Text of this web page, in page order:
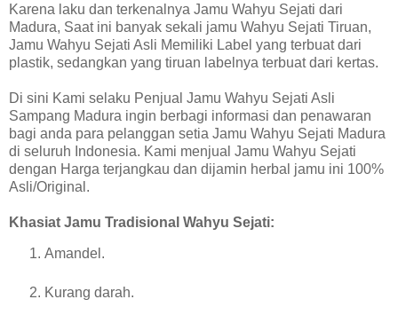
Karena laku dan terkenalnya Jamu Wahyu Sejati dari
Madura, Saat ini banyak sekali jamu Wahyu Sejati Tiruan,
Jamu Wahyu Sejati Asli Memiliki Label yang terbuat dari
plastik, sedangkan yang tiruan labelnya terbuat dari kertas.
Di sini Kami selaku Penjual Jamu Wahyu Sejati Asli
Sampang Madura ingin berbagi informasi dan penawaran
bagi anda para pelanggan setia Jamu Wahyu Sejati Madura
di seluruh Indonesia. Kami menjual Jamu Wahyu Sejati
dengan Harga terjangkau dan dijamin herbal jamu ini 100%
Asli/Original.
Khasiat Jamu Tradisional Wahyu Sejati:
Amandel.
Kurang darah.